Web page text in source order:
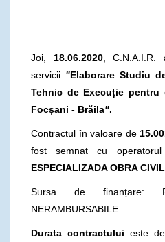
Joi, 18.06.2020, C.N.A.I.R.
servicii "Elaborare Studiu
Tehnic de Execuție pentru
Focșani - Brăila".
Contractul în valoare de
fost semnat cu
ESPECIALIZADA OBRA
Sursa de finanțare:
NERAMBURSABILE.
Durata contractului este de